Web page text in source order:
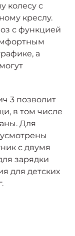
колесу с
креслу.
с функцией
а
3 позволит
в том числе
Для
с двумя
зарядки
для детских